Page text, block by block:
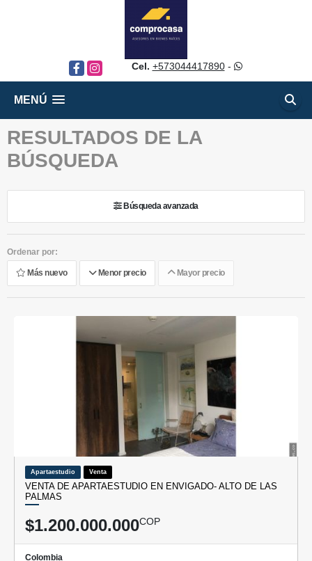
FacebookInstagram Cel. +573044417890-
MENÚ
RESULTADOS DE LA
BÚSQUEDA
Búsqueda avanzada
Ordenar por:
Más nuevo Menor precio Mayor precio
Apartaestudio Venta
VENTA DE APARTAESTUDIO EN ENVIGADO- ALTO DE LAS
PALMAS
$1.200.000.000COP
Colombia